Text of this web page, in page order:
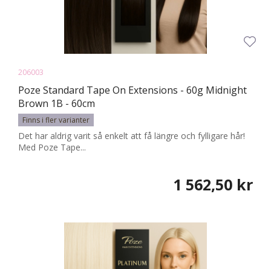
206003
Poze Standard Tape On Extensions - 60g Midnight
Brown 1B - 60cm
Finns i fler varianter
Det har aldrig varit så enkelt att få längre och fylligare hår!
Med Poze Tape...
1 562,50 kr